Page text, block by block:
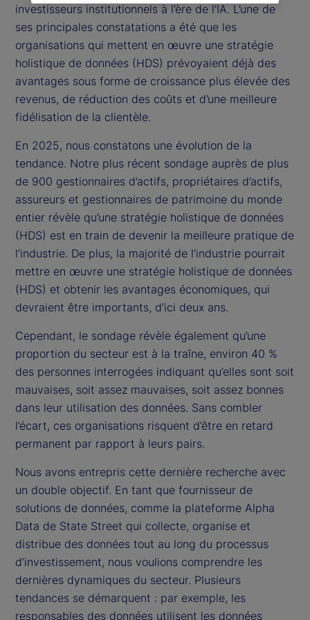
investisseurs institutionnels à l’ère de l’IA. L’une de
ses principales constatations a été que les
organisations qui mettent en œuvre une stratégie
holistique de données (HDS) prévoyaient déjà des
avantages sous forme de croissance plus élevée des
revenus, de réduction des coûts et d’une meilleure
fidélisation de la clientèle.
En 2025, nous constatons une évolution de la
tendance. Notre plus récent sondage auprès de plus
de 900 gestionnaires d’actifs, propriétaires d’actifs,
assureurs et gestionnaires de patrimoine du monde
entier révèle qu’une stratégie holistique de données
(HDS) est en train de devenir la meilleure pratique de
l’industrie. De plus, la majorité de l’industrie pourrait
mettre en œuvre une stratégie holistique de données
(HDS) et obtenir les avantages économiques, qui
devraient être importants, d’ici deux ans.
Cependant, le sondage révèle également qu’une
proportion du secteur est à la traîne, environ 40 %
des personnes interrogées indiquant qu’elles sont soit
mauvaises, soit assez mauvaises, soit assez bonnes
dans leur utilisation des données. Sans combler
l’écart, ces organisations risquent d’être en retard
permanent par rapport à leurs pairs.
Nous avons entrepris cette dernière recherche avec
un double objectif. En tant que fournisseur de
solutions de données, comme la plateforme Alpha
Data de State Street qui collecte, organise et
distribue des données tout au long du processus
d’investissement, nous voulions comprendre les
dernières dynamiques du secteur. Plusieurs
tendances se démarquent : par exemple, les
responsables des données utilisent les données